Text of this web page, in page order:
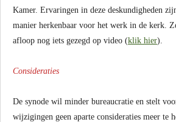
Kamer. Ervaringen in deze deskundigheden
manier herkenbaar voor het werk in de kerk.
afloop nog iets gezegd op video (klik hier).
Consideraties
De synode wil minder bureaucratie en stelt
wijzigingen geen aparte consideraties meer te